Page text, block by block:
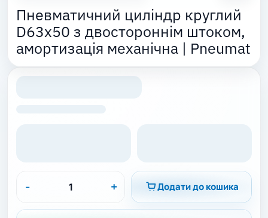
Пневматичний циліндр круглий
D63x50 з двостороннім штоком,
амортизація механічна | Pneumat
- + Додати до кошика